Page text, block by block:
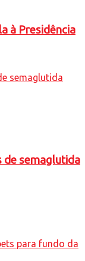
à Presidência
de semaglutida